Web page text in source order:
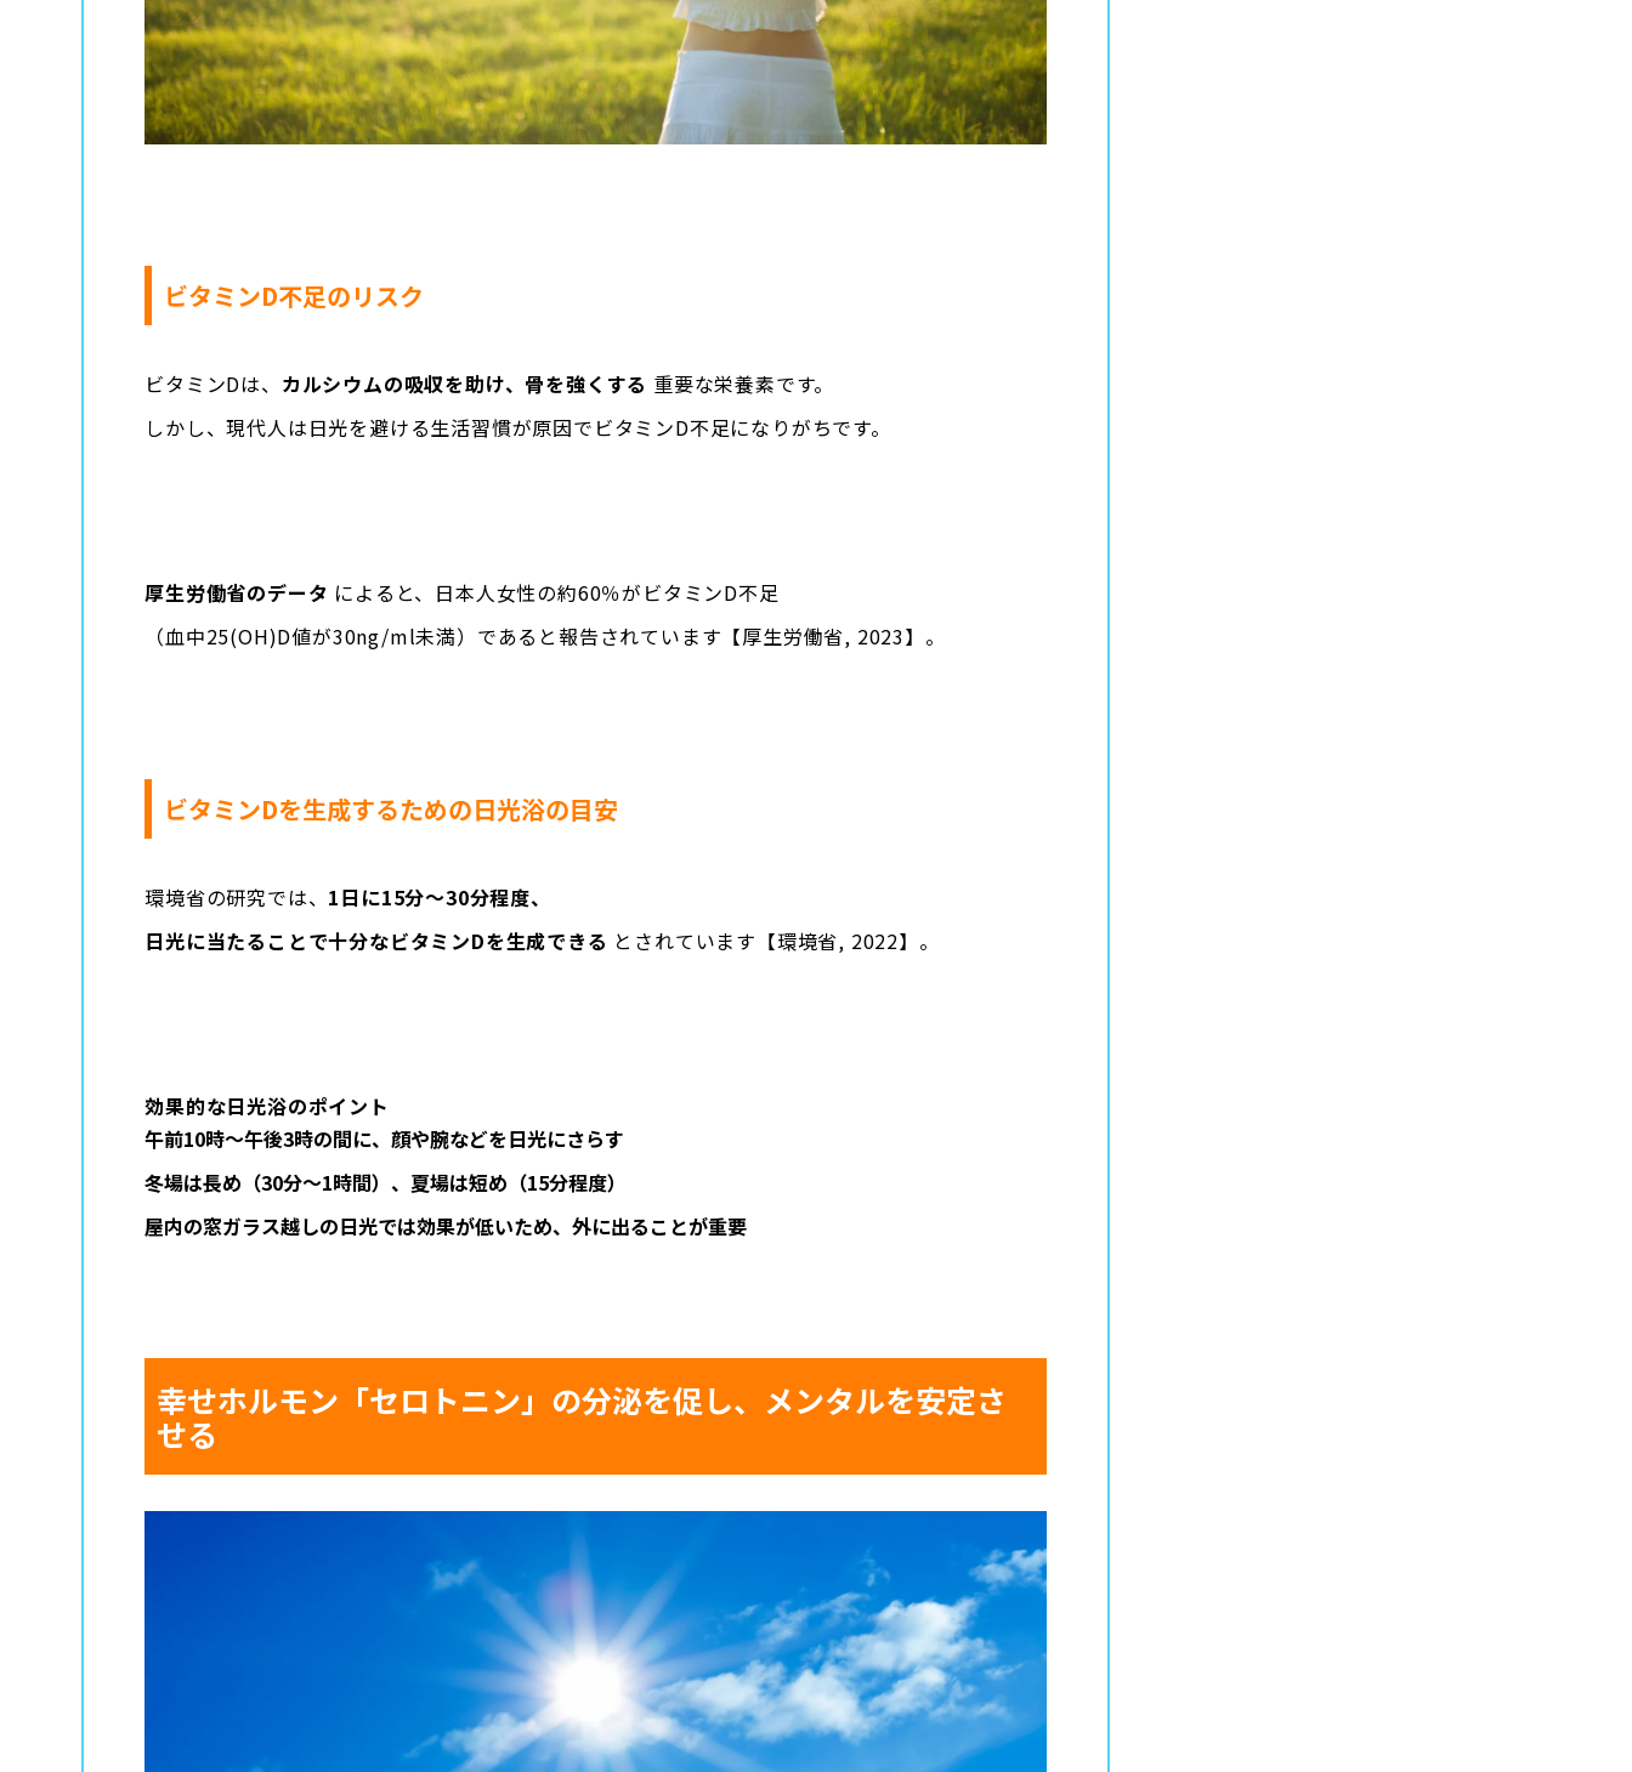
ビタミンD不足のリスク
ビタミンDは、 カルシウムの吸収を助け、骨を強くする 重要な栄養素です。
しかし、現代人は日光を避ける生活習慣が原因でビタミンD不足になりがちです。
厚生労働省のデータ によると、日本人女性の約60％がビタミンD不足
（血中25(OH)D値が30ng/ml未満）であると報告されています【厚生労働省, 2023】。
ビタミンDを生成するための日光浴の目安
環境省の研究では、 1日に15分～30分程度、
日光に当たることで十分なビタミンDを生成できる とされています【環境省, 2022】。
効果的な日光浴のポイント
午前10時～午後3時の間に、顔や腕などを日光にさらす
冬場は長め（30分～1時間）、夏場は短め（15分程度）
屋内の窓ガラス越しの日光では効果が低いため、外に出ることが重要
幸せホルモン「セロトニン」の分泌を促し、メンタルを安定さ
せる